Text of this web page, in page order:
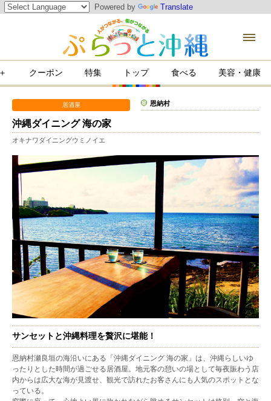
Powered by Translate
クーポン 特集 トップ 食べる 美容・健康
居酒屋 恩納村
沖縄ダイニング 海の家
オキナワダイニングウミノイエ
サンセットと沖縄料理を贅沢に堪能！
恩納村瀬良垣の海沿いにある「沖縄ダイニング 海の家」は、沖縄らしいゆ
ったりとした時間が過ごせる居酒屋。地元客の憩いの場として毎夜賑わう店
内からは広大な海が見渡せ、観光で訪れたお客さんにも人気のスポットとな
っている。